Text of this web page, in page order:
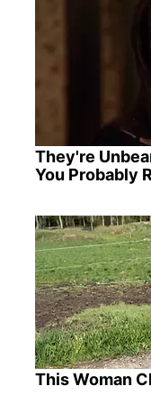
They're
You Probably
This Woman